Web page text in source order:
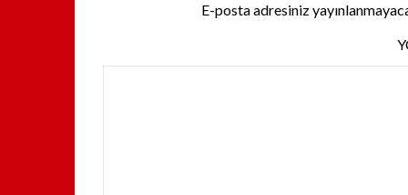
E-posta adresiniz